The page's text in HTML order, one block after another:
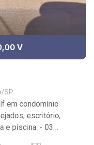
V
SP
em condomínio
escritório,
- 03